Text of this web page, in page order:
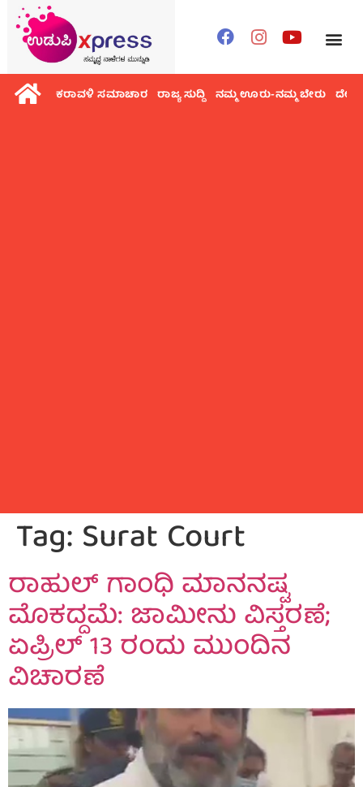
ಕರಾವಳಿ ಸಮಾಚಾರ ರಾಜ್ಯ ಸುದ್ದಿ ನಮ್ಮ ಊರು-ನಮ್ಮ ಬೇರು ದೇಶ
Tag: Surat Court
ರಾಹುಲ್ ಗಾಂಧಿ ಮಾನನಷ್ಟ
ಮೊಕದ್ದಮೆ: ಜಾಮೀನು ವಿಸ್ತರಣೆ;
ಏಪ್ರಿಲ್ 13 ರಂದು ಮುಂದಿನ
ವಿಚಾರಣೆ